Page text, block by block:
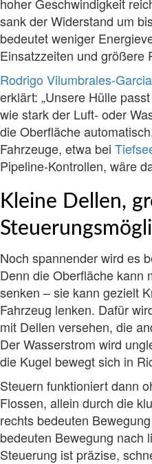
sank der Widerstand um
bedeutet weniger
Einsatzzeiten und größere
Rodrigo Vilumbrales-Garcia
erklärt: „Unsere Hülle
wie stark der Luft- oder
die Oberfläche
Fahrzeuge, etwa bei
Pipeline-Kontrollen, wäre
Kleine Dellen,
Noch spannender wird es
Denn die Oberfläche kann
senken – sie kann gezielt
Fahrzeug lenken. Dafür
mit Dellen versehen, die
Der Wasserstrom wird
die Kugel bewegt sich in
Steuern funktioniert dann
Flossen, allein durch die
rechts bedeuten
bedeuten Bewegung nach
Steuerung ist präzise,